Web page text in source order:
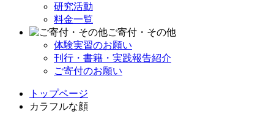
研究活動
料金一覧
ご寄付・その他
体験実習のお願い
刊行・書籍・実践報告紹介
ご寄付のお願い
トップページ
カラフルな顔